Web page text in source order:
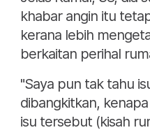
khabar angin itu
kerana lebih
berkaitan perihal
"Saya pun tak tahu
dibangkitkan,
isu tersebut (kisah